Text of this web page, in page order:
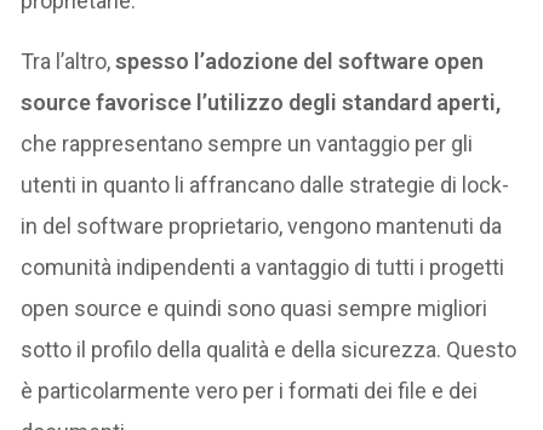
Tra l’altro,spesso l’adozione del software open
source favorisce l’utilizzo degli standard aperti,
che rappresentano sempre un vantaggio per gli
utenti in quanto li affrancano dalle strategie di lock-
in del software proprietario, vengono mantenuti da
comunità indipendenti a vantaggio di tutti i progetti
open source e quindi sono quasi sempre migliori
sotto il profilo della qualità e della sicurezza. Questo
è particolarmente vero per i formati dei file e dei